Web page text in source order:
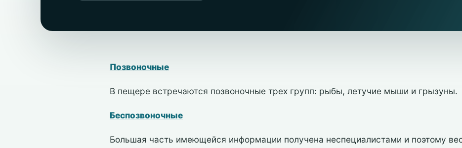
Позвоночные
В пещере встречаются позвоночные трех групп: рыбы, летучие мыши и грызуны.
Беспозвоночные
Большая часть имеющейся информации получена неспециалистами и поэтому